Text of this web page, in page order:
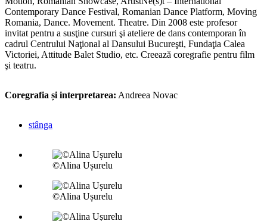
Contemporary Dance Festival, Romanian Dance Platform, Moving
Romania, Dance. Movement. Theatre. Din 2008 este profesor
invitat pentru a susţine cursuri şi ateliere de dans contemporan în
cadrul Centrului Naţional al Dansului Bucureşti, Fundaţia Calea
Victoriei, Attitude Balet Studio, etc. Creează coregrafie pentru film
şi teatru.
Coregrafia și interpretarea: Andreea Novac
stânga
©Alina Ușurelu
©Alina Ușurelu